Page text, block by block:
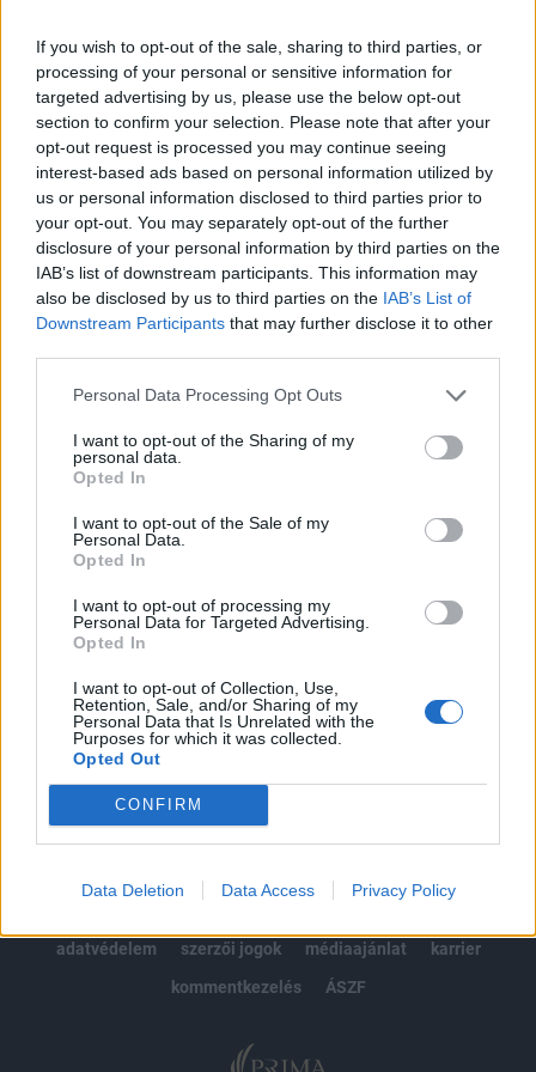
If you wish to opt-out of the sale, sharing to third parties, or
processing of your personal or sensitive information for
targeted advertising by us, please use the below opt-out
section to confirm your selection. Please note that after your
opt-out request is processed you may continue seeing
interest-based ads based on personal information utilized by
us or personal information disclosed to third parties prior to
your opt-out. You may separately opt-out of the further
disclosure of your personal information by third parties on the
IAB’s list of downstream participants. This information may
also be disclosed by us to third parties on the IAB’s List of
Downstream Participants that may further disclose it to other
Personal Data Processing Opt Outs
I want to opt-out of the Sharing of my
personal data.
Opted In
I want to opt-out of the Sale of my
Personal Data.
Opted In
I want to opt-out of processing my
Personal Data for Targeted Advertising.
Opted In
I want to opt-out of Collection, Use,
Retention, Sale, and/or Sharing of my
Personal Data that Is Unrelated with the
Purposes for which it was collected.
Opted Out
CONFIRM
Data Deletion Data Access Privacy Policy
maradhatnak a devizahitelesek zsebébenEmlékeztetett
arra, hogy eddig két tárgyalási forduló volt, az elsőn a
bankszövetség által felvázolt elképzelések kerültek
napirendre, a másodikon pedig a kormányzat is csatolt
megállapodás-tervezeteket, kiegészítve a bankszövetség
elképzeléseit. Mint mondta, ezek alapvetően az
állampapírokkal...
KEDVES OLVASÓNK!
regisztrációhoz kötött.
Az előfizetés a következőket tartalmazza:
Portfolio.hu teljes cikkarchívum
kötéslistái
Előfizetés
MÁR ELŐFIZETŐNK VAGY?BEJELENTKEZÉS
adatvédelem
szerzői jogok médiaajánlat
karrier
kommentkezelés
ÁSZF